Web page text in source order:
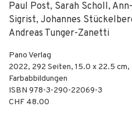
Paul Post, Sarah Scholl,
Sigrist, Johannes
Andreas Tunger-Zanetti
Pano Verlag
2022, 292 Seiten, 15.0 x 22.5 cm,
Farbabbildungen
ISBN 978-3-290-22069-3
CHF 48.00